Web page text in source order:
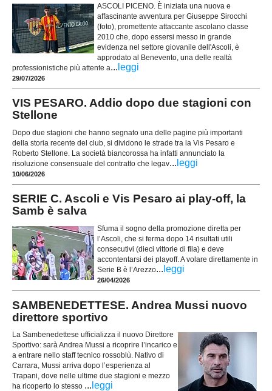
ASCOLI PICENO. È iniziata una nuova e
affascinante avventura per Giuseppe Sirocchi
(foto), promettente attaccante ascolano classe
2010 che, dopo essersi messo in grande
evidenza nel settore giovanile dell'Ascoli, è
approdato al Benevento, una delle realtà
professionistiche più attente a... leggi
29/07/2026
VIS PESARO. Addio dopo due stagioni con
Stellone
Dopo due stagioni che hanno segnato una delle pagine più importanti
della storia recente del club, si dividono le strade tra la Vis Pesaro e
Roberto Stellone. La società biancorossa ha infatti annunciato la
risoluzione consensuale del contratto che legav... leggi
10/06/2026
SERIE C. Ascoli e Vis Pesaro ai play-off, la
Samb è salva
Sfuma il sogno della promozione diretta per
l’Ascoli, che si ferma dopo 14 risultati utili
consecutivi (dieci vittorie di fila) e deve
accontentarsi dei playoff. A volare direttamente in
Serie B è l’Arezzo... leggi
26/04/2026
SAMBENEDETTESE. Andrea Mussi nuovo
direttore sportivo
La Sambenedettese ufficializza il nuovo Direttore
Sportivo: sarà Andrea Mussi a ricoprire l’incarico e
a entrare nello staff tecnico rossoblù. Nativo di
Carrara, Mussi arriva dopo l’esperienza al
Trapani, dove nelle ultime due stagioni e mezzo
ha ricoperto lo stesso ... leggi